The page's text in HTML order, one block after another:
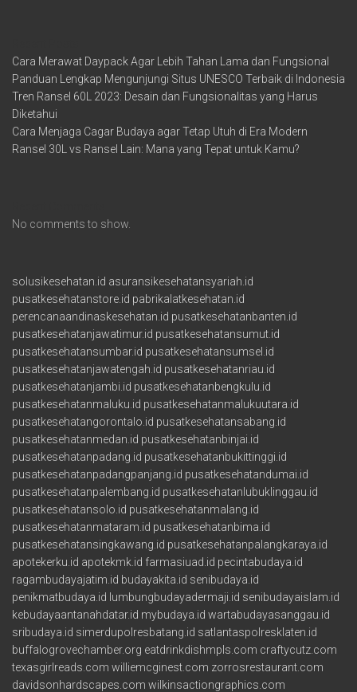
Cara Merawat Daypack Agar Lebih Tahan Lama dan Fungsional
Panduan Lengkap Mengunjungi Situs UNESCO Terbaik di Indonesia
Tren Ransel 60L 2023: Desain dan Fungsionalitas yang Harus
Diketahui
Cara Menjaga Cagar Budaya agar Tetap Utuh di Era Modern
Ransel 30L vs Ransel Lain: Mana yang Tepat untuk Kamu?
No comments to show.
solusikesehatan.id asuransikesehatansyariah.id
pusatkesehatanstore.id pabrikalatkesehatan.id
perencanaandinaskesehatan.id pusatkesehatanbanten.id
pusatkesehatanjawatimur.id pusatkesehatansumut.id
pusatkesehatansumbar.id pusatkesehatansumsel.id
pusatkesehatanjawatengah.id pusatkesehatanriau.id
pusatkesehatanjambi.id pusatkesehatanbengkulu.id
pusatkesehatanmaluku.id pusatkesehatanmalukuutara.id
pusatkesehatangorontalo.id pusatkesehatansabang.id
pusatkesehatanmedan.id pusatkesehatanbinjai.id
pusatkesehatanpadang.id pusatkesehatanbukittinggi.id
pusatkesehatanpadangpanjang.id pusatkesehatandumai.id
pusatkesehatanpalembang.id pusatkesehatanlubuklinggau.id
pusatkesehatansolo.id pusatkesehatanmalang.id
pusatkesehatanmataram.id pusatkesehatanbima.id
pusatkesehatansingkawang.id pusatkesehatanpalangkaraya.id
apotekerku.id apotekmk.id farmasiuad.id pecintabudaya.id
ragambudayajatim.id budayakita.id senibudaya.id
penikmatbudaya.id lumbungbudayadermaji.id senibudayaislam.id
kebudayaantanahdatar.id mybudaya.id wartabudayasanggau.id
sribudaya.id simerdupolresbatang.id satlantaspolresklaten.id
buffalogrovechamber.org eatdrinkdishmpls.com craftycutz.com
texasgirlreads.com williemcginest.com zorrosrestaurant.com
davidsonhardscapes.com wilkinsactiongraphics.com